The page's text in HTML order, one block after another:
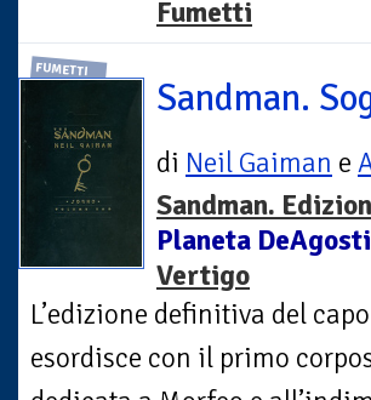
Fumetti
FUMETTI
Sandman.
di Neil Gaiman e
Sandman.
Planeta
Vertigo
L’edizione definitiva del
esordisce con il primo